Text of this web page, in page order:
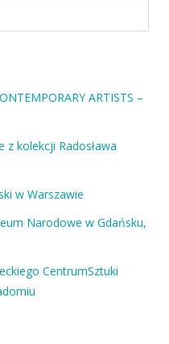
ARTISTS –
kolekcji Radosława
w Warszawie
Narodowe w Gdańsku,
CentrumSztuki